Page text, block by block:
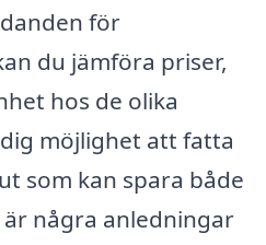
för
du jämföra priser,
hos de olika
möjlighet att fatta
som kan spara både
några anledningar